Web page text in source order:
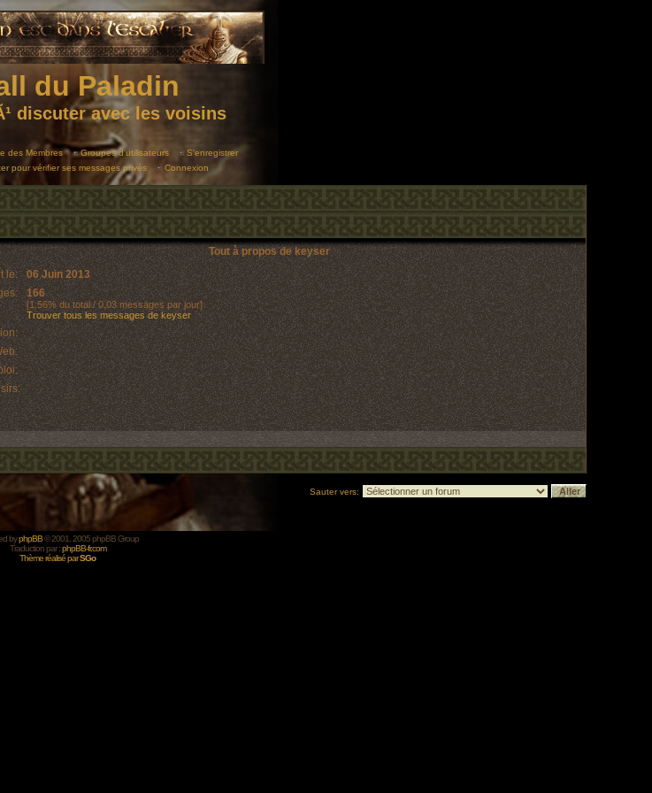
du Paladin
discuter avec les voisins
des Membres Groupes d'utilisateurs
S'enregistrer
pour vérifier ses messages privés Connexion
Tout à propos de keyser
le: 06 Juin 2013
166
[1.56% du total / 0.03 messages par jour]
Trouver tous les messages de keyser
Sauter vers:
byphpBB© 2001, 2005 phpBB Group
Traduction par :phpBB-fr.com
Thème réalisé parSGo